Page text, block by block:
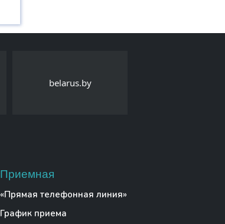
belarus.by
Приемная
«Прямая телефонная линия»
График приема